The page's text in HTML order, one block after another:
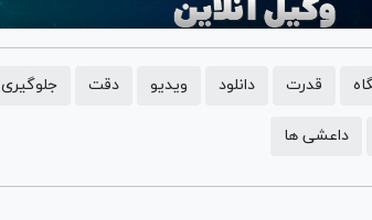
قدرت دانلود ویدیو دقت جلوگیری
داعشی ها